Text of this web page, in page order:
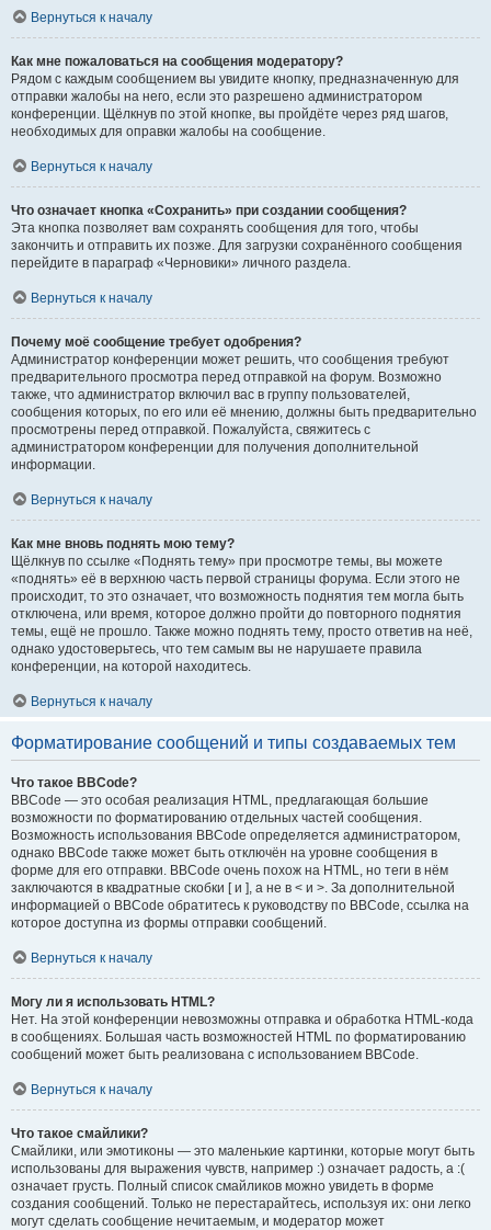
Вернуться к началу
Как мне пожаловаться на сообщения модератору?
Рядом с каждым сообщением вы увидите кнопку, предназначенную для
отправки жалобы на него, если это разрешено администратором
конференции. Щёлкнув по этой кнопке, вы пройдёте через ряд шагов,
необходимых для оправки жалобы на сообщение.
Вернуться к началу
Что означает кнопка «Сохранить» при создании сообщения?
Эта кнопка позволяет вам сохранять сообщения для того, чтобы
закончить и отправить их позже. Для загрузки сохранённого сообщения
перейдите в параграф «Черновики» личного раздела.
Вернуться к началу
Почему моё сообщение требует одобрения?
Администратор конференции может решить, что сообщения требуют
предварительного просмотра перед отправкой на форум. Возможно
также, что администратор включил вас в группу пользователей,
сообщения которых, по его или её мнению, должны быть предварительно
просмотрены перед отправкой. Пожалуйста, свяжитесь с
администратором конференции для получения дополнительной
информации.
Вернуться к началу
Как мне вновь поднять мою тему?
Щёлкнув по ссылке «Поднять тему» при просмотре темы, вы можете
«поднять» её в верхнюю часть первой страницы форума. Если этого не
происходит, то это означает, что возможность поднятия тем могла быть
отключена, или время, которое должно пройти до повторного поднятия
темы, ещё не прошло. Также можно поднять тему, просто ответив на неё,
однако удостоверьтесь, что тем самым вы не нарушаете правила
конференции, на которой находитесь.
Вернуться к началу
Форматирование сообщений и типы создаваемых тем
Что такое BBCode?
BBCode — это особая реализация HTML, предлагающая большие
возможности по форматированию отдельных частей сообщения.
Возможность использования BBCode определяется администратором,
однако BBCode также может быть отключён на уровне сообщения в
форме для его отправки. BBCode очень похож на HTML, но теги в нём
заключаются в квадратные скобки [ и ], а не в < и >. За дополнительной
информацией о BBCode обратитесь к руководству по BBCode, ссылка на
которое доступна из формы отправки сообщений.
Вернуться к началу
Могу ли я использовать HTML?
Нет. На этой конференции невозможны отправка и обработка HTML-кода
в сообщениях. Большая часть возможностей HTML по форматированию
сообщений может быть реализована с использованием BBCode.
Вернуться к началу
Что такое смайлики?
Смайлики, или эмотиконы — это маленькие картинки, которые могут быть
использованы для выражения чувств, например :) означает радость, а :(
означает грусть. Полный список смайликов можно увидеть в форме
создания сообщений. Только не перестарайтесь, используя их: они легко
могут сделать сообщение нечитаемым, и модератор может